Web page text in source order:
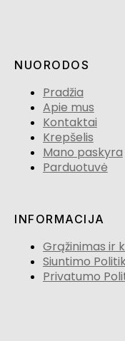
NUORODOS
Pradžia
Apie mus
Kontaktai
Krepšelis
Mano paskyra
Parduotuvė
INFORMACIJA
Grąžinimas ir
Siuntimo
Privatumo